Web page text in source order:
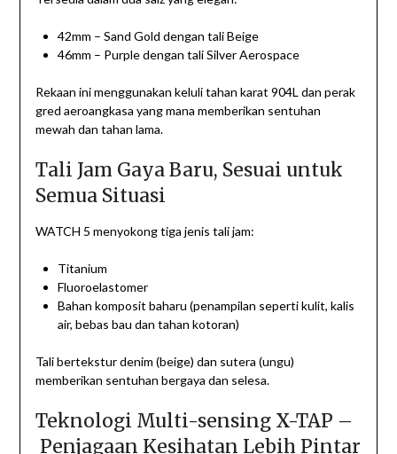
42mm – Sand Gold dengan tali Beige
46mm – Purple dengan tali Silver Aerospace
Rekaan ini menggunakan keluli tahan karat 904L dan perak
gred aeroangkasa yang mana memberikan sentuhan
mewah dan tahan lama.
Tali Jam Gaya Baru, Sesuai untuk
Semua Situasi
WATCH 5 menyokong tiga jenis tali jam:
Titanium
Fluoroelastomer
Bahan komposit baharu (penampilan seperti kulit, kalis
air, bebas bau dan tahan kotoran)
Tali bertekstur denim (beige) dan sutera (ungu)
memberikan sentuhan bergaya dan selesa.
Teknologi Multi-sensing X-TAP –
Penjagaan Kesihatan Lebih Pintar